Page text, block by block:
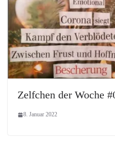
Zelfchen der Woche
8. Januar 2022